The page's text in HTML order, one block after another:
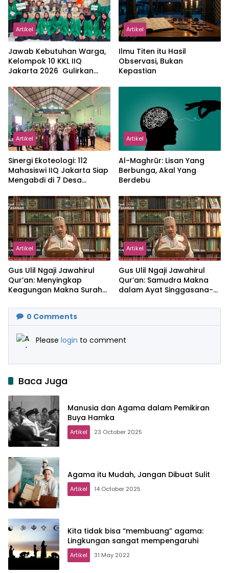
Artikel
Jawab Kebutuhan Warga,
Kelompok 10 KKL IIQ
Jakarta 2026 Gulirkan
Sukamanah
Artikel
Ilmu Titen itu Hasil
Observasi, Bukan
Kepastian
Artikel
‎Sinergi Ekoteologi: 112
Mahasiswi IIQ Jakarta Siap
Mengabdi di 7 Desa
Artikel
Al-Maghrūr: Lisan Yang
Berbunga, Akal Yang
Berdebu
Artikel
Gus Ulil Ngaji Jawahirul
Qur’an: Menyingkap
Keagungan Makna Surah
Artikel
Gus Ulil Ngaji Jawahirul
Qur’an: Samudra Makna
dalam Ayat Singgasana-
0 Comments
Please login to comment
Baca Juga
Manusia dan Agama dalam Pemikiran
Buya Hamka
Artikel 23 October 2025
Agama itu Mudah, Jangan Dibuat Sulit
Artikel 14 October 2025
Kita tidak bisa “membuang” agama:
Lingkungan sangat mempengaruhi
Artikel 31 May 2022